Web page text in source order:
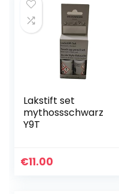
Lakstift set
mythossschwarz
Y9T
€11.00